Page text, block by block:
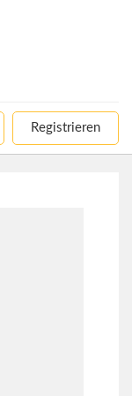
Registrieren